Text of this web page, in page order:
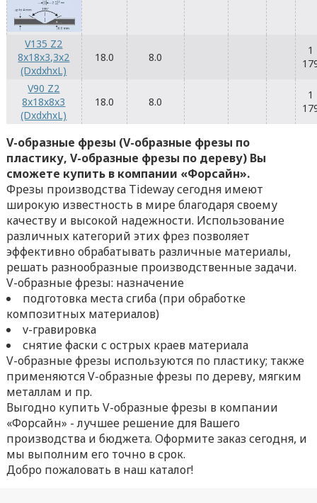
V135 Z2
8x18x3,3x2
(DxdxhxL)
18.0 8.0
1
V90 Z2
8x18x8x3
(DxdxhxL)
18.0 8.0
1
V-образные фрезы (V-образные фрезы по
пластику, V-образные фрезы по дереву) Вы
сможете купить в компании «Форсайн».
Фрезы производства Tideway сегодня имеют
широкую известность в мире благодаря своему
качеству и высокой надежности. Использование
различных категорий этих фрез позволяет
эффективно обрабатывать различные материалы,
решать разнообразные производственные задачи.
V-образные фрезы: назначение
подготовка места сгиба (при обработке
композитных материалов)
v-гравировка
снятие фаски с острых краев материала
V-образные фрезы используются по пластику; также
применяются V-образные фрезы по дереву, мягким
металлам и пр.
Выгодно купить V-образные фрезы в компании
«Форсайн» - лучшее решение для Вашего
производства и бюджета. Оформите заказ сегодня, и
мы выполним его точно в срок.
Добро пожаловать в наш каталог!